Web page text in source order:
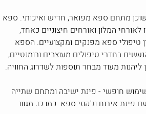
מתחם ספא מפואר, חדיש ואיכותי. ספא
המלון ואורחים חיצוניים כאחד,
טיפולי ספא מפנקים ומקצועיים. הספא
בחדרי טיפולים מעוצבים ורומנטיים,
מעוד מבחר תוספות לשדרוג החוויה.
חופשי - פינת ישיבה ומתחם שתייה
אירוח וג'קוזי ספא. כמו כן, מגוון